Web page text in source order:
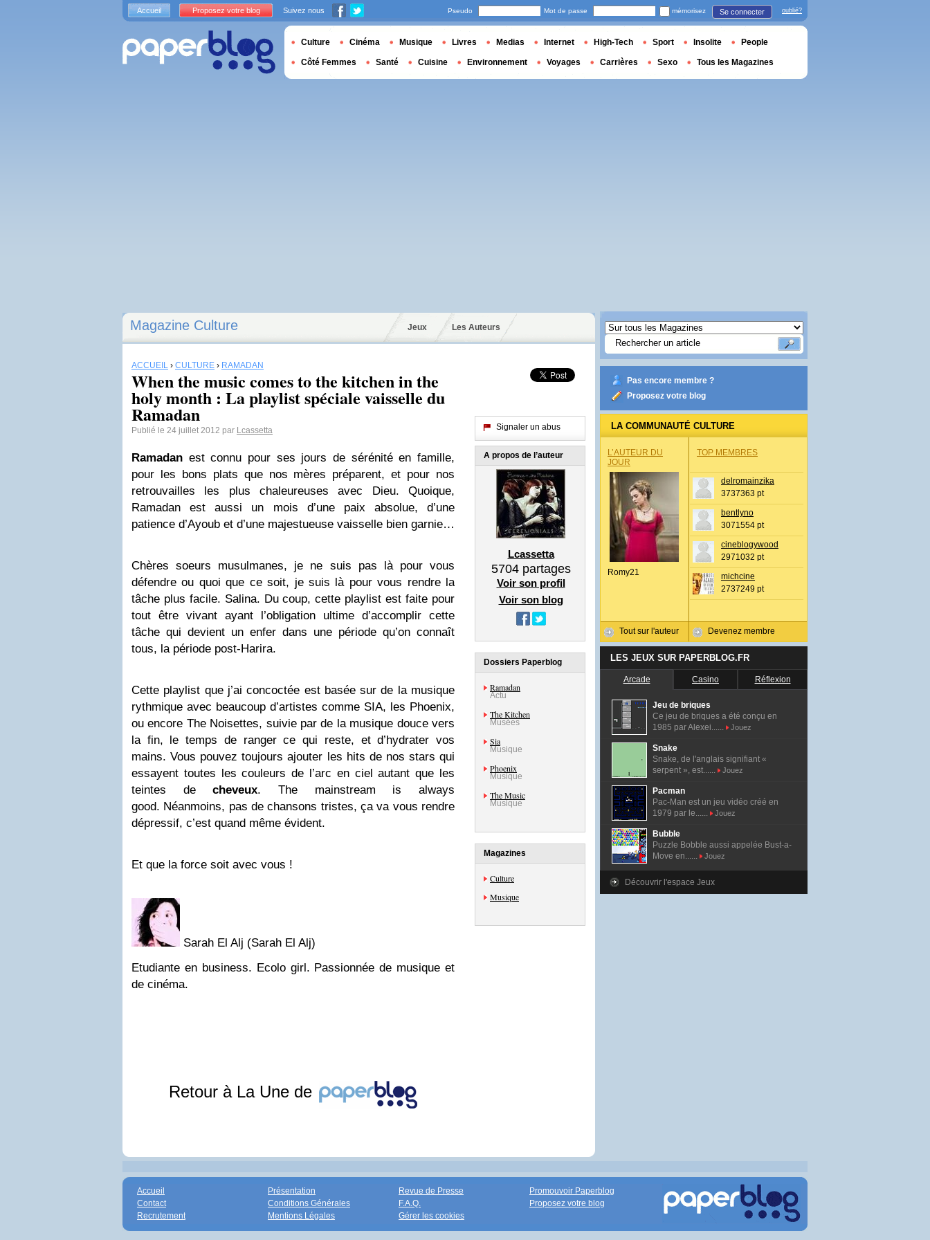
Magazine Culture Jeux Les Auteurs
ACCUEIL › CULTURE › RAMADAN
When the music comes to the kitchen in the
holy month : La playlist spéciale vaisselle du
Ramadan
Publié le 24 juillet 2012 par Lcassetta
Ramadan est connu pour ses jours de sérénité en famille,
pour les bons plats que nos mères préparent, et pour nos
retrouvailles les plus chaleureuses avec Dieu. Quoique,
Ramadan est aussi un mois d’une paix absolue, d’une
patience d’Ayoub et d’une majestueuse vaisselle bien garnie…
Chères soeurs musulmanes, je ne suis pas là pour vous
défendre ou quoi que ce soit, je suis là pour vous rendre la
tâche plus facile. Salina. Du coup, cette playlist est faite pour
tout être vivant ayant l’obligation ultime d’accomplir cette
tâche qui devient un enfer dans une période qu’on connaît
tous, la période post-Harira.
Cette playlist que j’ai concoctée est basée sur de la musique
rythmique avec beaucoup d’artistes comme SIA, les Phoenix,
ou encore The Noisettes, suivie par de la musique douce vers
la fin, le temps de ranger ce qui reste, et d’hydrater vos
mains. Vous pouvez toujours ajouter les hits de nos stars qui
essayent toutes les couleurs de l’arc en ciel autant que les
teintes decheveux. The mainstream is always
good. Néanmoins, pas de chansons tristes, ça va vous rendre
dépressif, c’est quand même évident.
Et que la force soit avec vous !
Sarah El Alj (Sarah El Alj)
Etudiante en business. Ecolo girl. Passionnée de musique et
de cinéma.
Retour à La Une de
Signaler un abus
A propos de l’auteur
Lcassetta
5704partages
Voir son profil
Voir son blog
Dossiers Paperblog
Ramadan
Actu
The Kitchen
Musées
Sia
Musique
Phoenix
Musique
The Music
Musique
Magazines
Culture
Musique
Pas encore membre ?
Proposez votre blog
LA COMMUNAUTÉ CULTURE
L’AUTEUR DU
JOUR
Romy21
Tout sur l'auteur
TOP MEMBRES
delromainzika
3737363 pt
bentlyno
3071554 pt
cineblogywood
2971032 pt
michcine
2737249 pt
Devenez membre
LES JEUX SUR PAPERBLOG.FR
Arcade Casino Réflexion
Jeu de briques
Ce jeu de briques a été conçu en
1985 par Alexei......
Jouez
Snake
Snake, de l'anglais signifiant «
serpent », est......
Jouez
Pacman
Pac-Man est un jeu vidéo créé en
1979 par le......
Jouez
Bubble
Puzzle Bobble aussi appelée Bust-a-
Move en......
Jouez
Découvrir l'espace Jeux
Accueil Proposez votre blog Suivez nous Pseudo Mot de passe mémorisez Se connecter oublié?
Culture Cinéma Musique Livres Medias Internet High-Tech Sport Insolite People
Côté Femmes Santé Cuisine Environnement Voyages Carrières Sexo Tous les Magazines
Accueil
Contact
Recrutement
Présentation
Conditions Générales
Mentions Légales
Revue de Presse
F.A.Q.
Gérer les cookies
Promouvoir Paperblog
Proposez votre blog